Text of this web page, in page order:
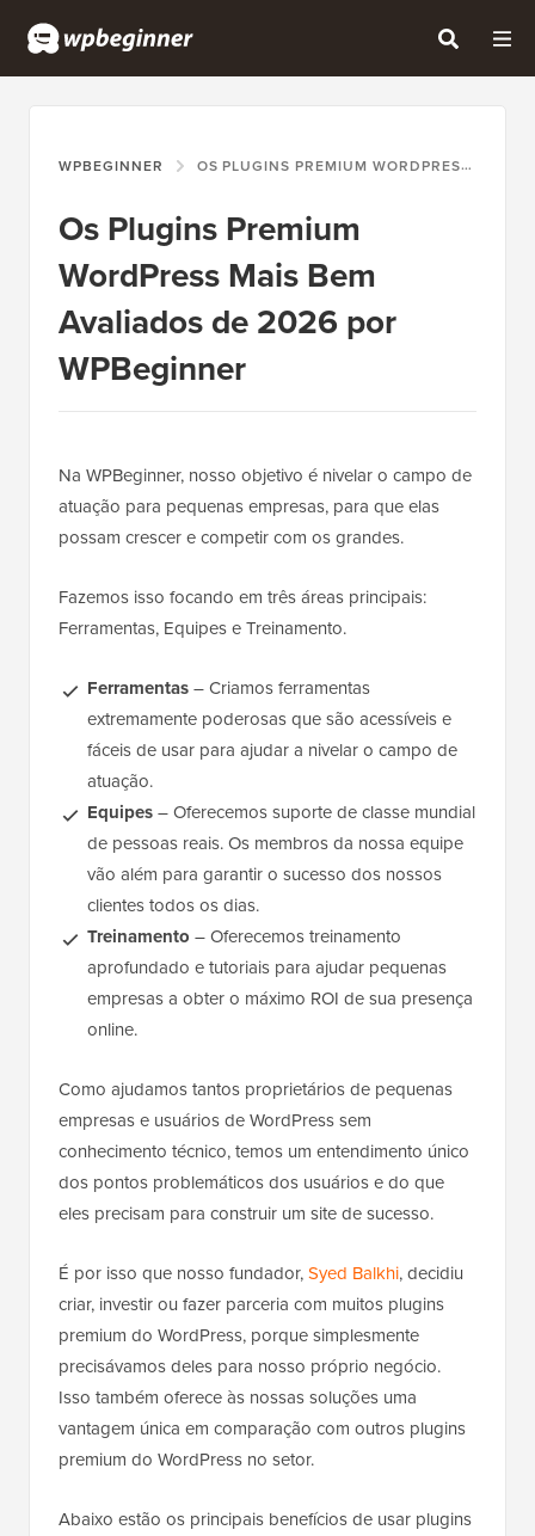
WPBEGINNER OS PLUGINS PREMIUM WORDPRESS MAIS BEM AVALIADOS DE 2026 POR WPBEGINNER
Os Plugins Premium
WordPress Mais Bem
Avaliados de 2026 por
WPBeginner
Na WPBeginner, nosso objetivo é nivelar o campo de
atuação para pequenas empresas, para que elas
possam crescer e competir com os grandes.
Fazemos isso focando em três áreas principais:
Ferramentas, Equipes e Treinamento.
Ferramentas– Criamos ferramentas
extremamente poderosas que são acessíveis e
fáceis de usar para ajudar a nivelar o campo de
atuação.
Equipes– Oferecemos suporte de classe mundial
de pessoas reais. Os membros da nossa equipe
vão além para garantir o sucesso dos nossos
clientes todos os dias.
Treinamento – Oferecemos treinamento
aprofundado e tutoriais para ajudar pequenas
empresas a obter o máximo ROI de sua presença
online.
Como ajudamos tantos proprietários de pequenas
empresas e usuários de WordPress sem
conhecimento técnico, temos um entendimento único
dos pontos problemáticos dos usuários e do que
eles precisam para construir um site de sucesso.
É por isso que nosso fundador,Syed Balkhi, decidiu
criar, investir ou fazer parceria com muitos plugins
premium do WordPress, porque simplesmente
precisávamos deles para nosso próprio negócio.
Isso também oferece às nossas soluções uma
vantagem única em comparação com outros plugins
premium do WordPress no setor.
Abaixo estão os principais benefícios de usar plugins